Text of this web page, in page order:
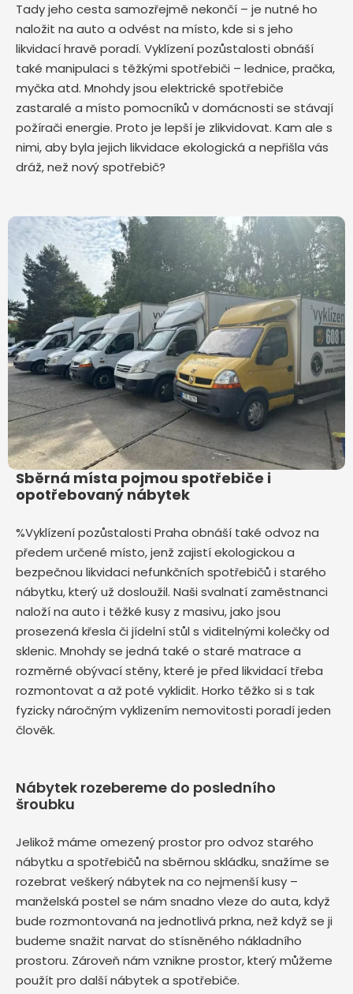
Tady jeho cesta samozřejmě nekončí – je nutné ho
naložit na auto a odvést na místo, kde si s jeho
likvidací hravě poradí. Vyklízení pozůstalosti obnáší
také manipulaci s těžkými spotřebiči – lednice, pračka,
myčka atd. Mnohdy jsou elektrické spotřebiče
zastaralé a místo pomocníků v domácnosti se stávají
požírači energie. Proto je lepší je zlikvidovat. Kam ale s
nimi, aby byla jejich likvidace ekologická a nepřišla vás
dráž, než nový spotřebič?
Sběrná místa pojmou spotřebiče i
opotřebovaný nábytek
%Vyklízení pozůstalosti Praha obnáší také odvoz na
předem určené místo, jenž zajistí ekologickou a
bezpečnou likvidaci nefunkčních spotřebičů i starého
nábytku, který už dosloužil. Naši svalnatí zaměstnanci
naloží na auto i těžké kusy z masivu, jako jsou
prosezená křesla či jídelní stůl s viditelnými kolečky od
sklenic. Mnohdy se jedná také o staré matrace a
rozměrné obývací stěny, které je před likvidací třeba
rozmontovat a až poté vyklidit. Horko těžko si s tak
fyzicky náročným vyklizením nemovitosti poradí jeden
člověk.
Nábytek rozebereme do posledního
šroubku
Jelikož máme omezený prostor pro odvoz starého
nábytku a spotřebičů na sběrnou skládku, snažíme se
rozebrat veškerý nábytek na co nejmenší kusy –
manželská postel se nám snadno vleze do auta, když
bude rozmontovaná na jednotlivá prkna, než když se ji
budeme snažit narvat do stísněného nákladního
prostoru. Zároveň nám vznikne prostor, který můžeme
použít pro další nábytek a spotřebiče.